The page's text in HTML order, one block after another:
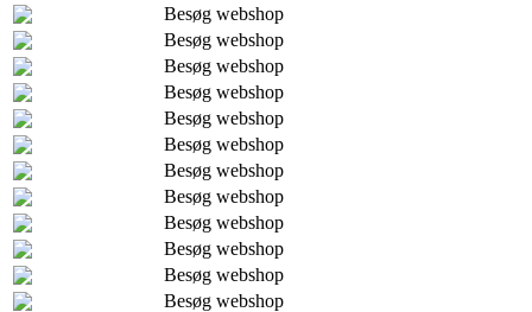
Besøg webshop
Besøg webshop
Besøg webshop
Besøg webshop
Besøg webshop
Besøg webshop
Besøg webshop
Besøg webshop
Besøg webshop
Besøg webshop
Besøg webshop
Besøg webshop